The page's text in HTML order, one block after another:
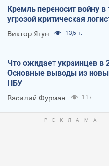
Кремль переносит войну
угрозой критическая
Виктор Ягун 13,5 т.
Что ожидает украинцев в
Основные выводы из
НБУ
Василий Фурман 117